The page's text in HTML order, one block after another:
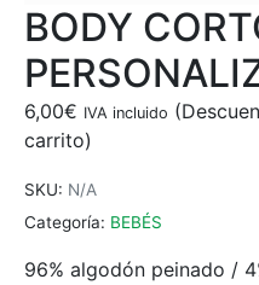
BODY
6,00€ IVA incluido
SKU: N/A
Categoría: BEBÉS
96% algodón peinado /